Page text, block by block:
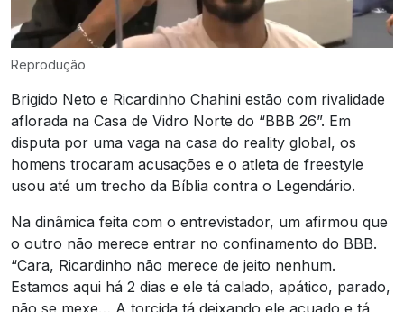
Reprodução
Brigido Neto e Ricardinho Chahini estão com rivalidade
aflorada na Casa de Vidro Norte do “BBB 26”. Em
disputa por uma vaga na casa do reality global, os
homens trocaram acusações e o atleta de freestyle
usou até um trecho da Bíblia contra o Legendário.
Na dinâmica feita com o entrevistador, um afirmou que
o outro não merece entrar no confinamento do BBB.
“Cara, Ricardinho não merece de jeito nenhum.
Estamos aqui há 2 dias e ele tá calado, apático, parado,
não se mexe… A torcida tá deixando ele acuado e tá